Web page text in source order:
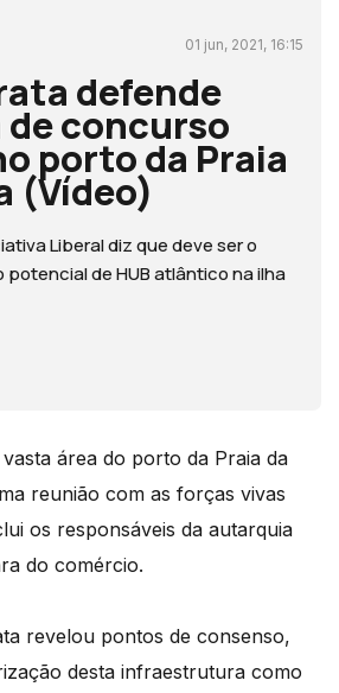
01 jun, 2021, 16:15
defende
concurso
porto da Praia
(Vídeo)
Liberal diz que deve ser o
potencial de HUB atlântico na ilha
área do porto da Praia da
reunião com as forças vivas
os responsáveis da autarquia
do comércio.
revelou pontos de consenso,
desta infraestrutura como